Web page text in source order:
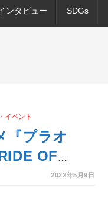
ンタビュー SDGs
イベント
『プラオ
OF
～』の声優
2022年5月9日